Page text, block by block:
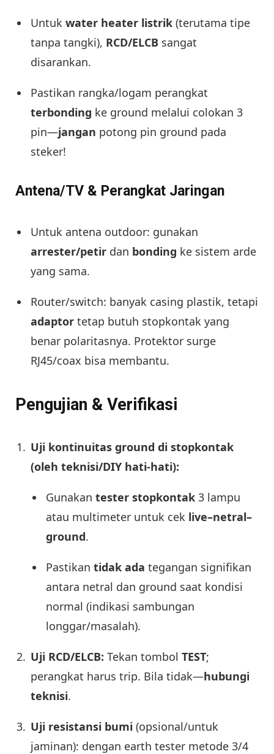
Untuk water heater listrik (terutama tipe
tanpa tangki), RCD/ELCB sangat
disarankan.
Pastikan rangka/logam perangkat
terbonding ke ground melalui colokan 3
pin—jangan potong pin ground pada
steker!
Antena/TV & Perangkat Jaringan
Untuk antena outdoor: gunakan
arrester/petir dan bonding ke sistem arde
yang sama.
Router/switch: banyak casing plastik, tetapi
adaptor tetap butuh stopkontak yang
benar polaritasnya. Protektor surge
RJ45/coax bisa membantu.
Pengujian & Verifikasi
Uji kontinuitas ground di stopkontak
(oleh teknisi/DIY hati-hati):
Gunakan tester stopkontak 3 lampu
atau multimeter untuk cek live–netral–
ground.
Pastikan tidak ada tegangan signifikan
antara netral dan ground saat kondisi
normal (indikasi sambungan
longgar/masalah).
Uji RCD/ELCB: Tekan tombol TEST;
perangkat harus trip. Bila tidak—hubungi
teknisi.
Uji resistansi bumi (opsional/untuk
jaminan): dengan earth tester metode 3/4